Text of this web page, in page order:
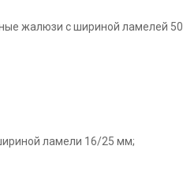
жалюзи с шириной ламелей 50
ламели 16/25 мм;